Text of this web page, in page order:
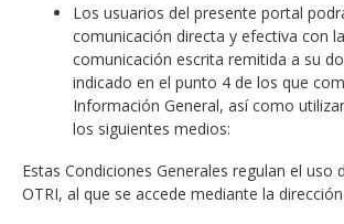
Los usuarios del presente portal
comunicación directa y efectiva con
comunicación escrita remitida a su
indicado en el punto 4 de los que
Información General, así como
los siguientes medios:
Estas Condiciones Generales regulan el uso
OTRI, al que se accede mediante la